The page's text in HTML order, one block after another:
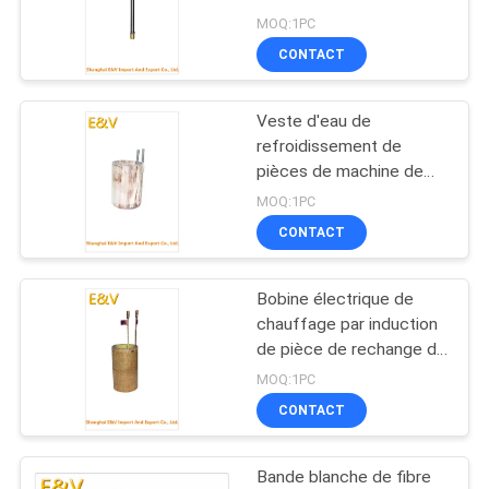
SITE
PRIVACY
Triple Mill Rouleau
11
Machine de moulin
de deux petits pains
MOQ:1PC
CONTACT
Veste d'eau de
refroidissement de
pièces de machine de
bâti en acier
MOQ:1PC
CONTACT
Bobine électrique de
chauffage par induction
de pièce de rechange de
Tansfer
MOQ:1PC
CONTACT
Bande blanche de fibre